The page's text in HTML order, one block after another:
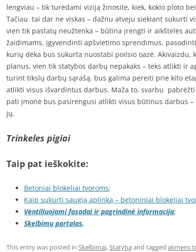
lengviau – tik turėdami viziją žinosite, kiek, kokio ploto
Tačiau tai dar ne viskas – dažnu atveju siekiant sukurti
vien tik pastatų neužtenka – būtina įrengti ir aikštelės
žaidimams, įgyvendinti apšvietimo sprendimus,
kurių dėka bus sukurta nuostabi poilsio oazė. Akivaizdu,
planus, vien tik statybos darbų nepakaks – teks atlikti ir
turint tikslų darbų sąrašą, bus galima pereiti prie kito
atlikti visus išvardintus darbus. Maža to, svarbu
pati įmonė bus pasirengusi atlikti visus būtinus darbus
jų.
Trinkeles pigiai
Taip pat ieškokite:
Betoniai blokeliai tvoroms;
Kaip sukurti saugią aplinką – betoniniai blokeliai
Ventiliuojami fasadai ir pagrindinė informacija;
Skelbimų portalas.
This entry was posted in Skelbimai,Statyba and tagged akmens